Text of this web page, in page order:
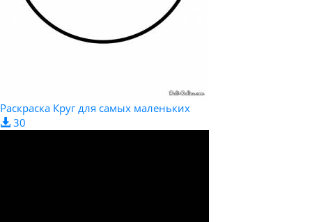
Раскраска Круг для самых маленьких
30